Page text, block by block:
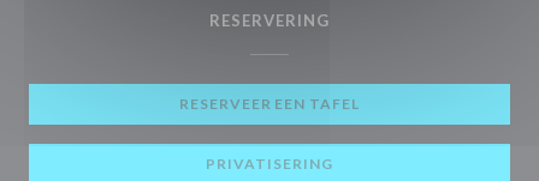
RESERVERING
RESERVEER EEN TAFEL
PRIVATISERING